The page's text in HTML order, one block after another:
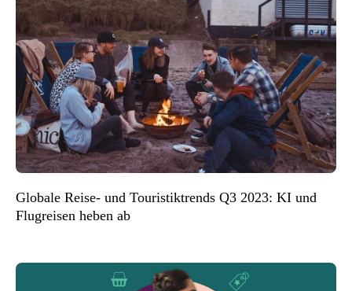
Globale Reise- und Touristiktrends Q3 2023: KI und
Flugreisen heben ab